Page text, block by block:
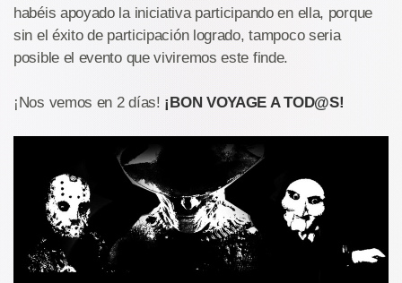
habéis apoyado la iniciativa participando en ella, porque
sin el éxito de participación logrado, tampoco seria
posible el evento que viviremos este finde.
¡Nos vemos en 2 días! ¡BON VOYAGE A TOD@S!